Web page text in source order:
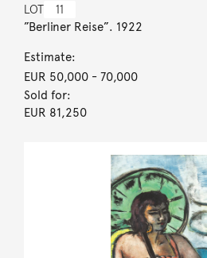
LOT 11
”Berliner Reise”. 1922
Estimate:
EUR 50,000- 70,000
Sold for:
EUR 81,250